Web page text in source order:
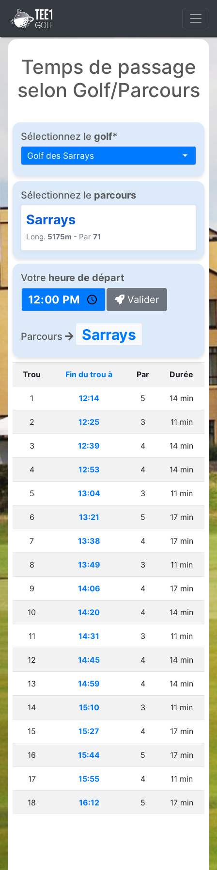
Temps de passage
selon Golf/Parcours
Sélectionnez le golf*
Golf des Sarrays
Sélectionnez le parcours
Sarrays
Long. 5175m - Par 71
Votre heure de départ
Valider
Parcours Sarrays
Trou Fin du trou à Par Durée
1 12:14 5 14 min
2 12:25 3 11 min
3 12:39 4 14 min
4 12:53 4 14 min
5 13:04 3 11 min
6 13:21 5 17 min
7 13:38 4 17 min
8 13:49 3 11 min
9 14:06 4 17 min
10 14:20 4 14 min
11 14:31 3 11 min
12 14:45 4 14 min
13 14:59 4 14 min
14 15:10 3 11 min
15 15:27 4 17 min
16 15:44 5 17 min
17 15:55 4 11 min
18 16:12 5 17 min